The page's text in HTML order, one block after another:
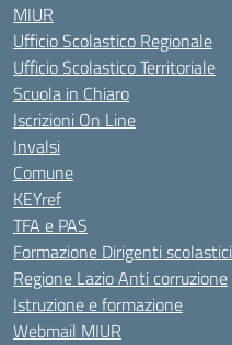
MIUR
Ufficio Scolastico Regionale
Ufficio Scolastico Territoriale
Scuola in Chiaro
Iscrizioni On Line
Invalsi
Comune
KEYref
TFA e PAS
Formazione Dirigenti scolastici
Regione Lazio Anti corruzione
Istruzione e formazione
Webmail MIUR